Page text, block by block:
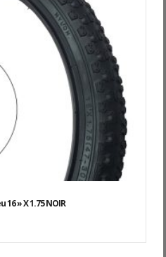
16 » X 1.75 NOIR